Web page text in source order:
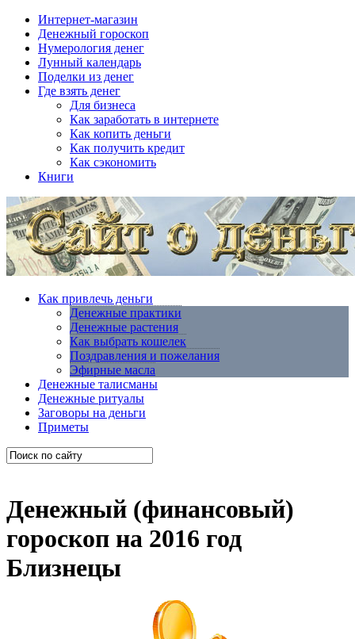
Интернет-магазин
Денежный гороскоп
Нумерология денег
Лунный календарь
Поделки из денег
Где взять денег
Для бизнеса
Как заработать в интернете
Как копить деньги
Как получить кредит
Как сэкономить
Книги
Как привлечь деньги
Денежные практики
Денежные растения
Как выбрать кошелек
Поздравления и пожелания
Эфирные масла
Денежные талисманы
Денежные ритуалы
Заговоры на деньги
Приметы
Денежный (финансовый)
гороскоп на 2016 год
Близнецы